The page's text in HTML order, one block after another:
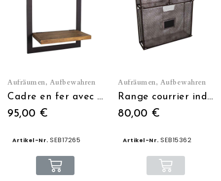
Aufräumen, Aufbewahren
Cadre en fer avec étagère en bois
95,00 €
Artikel-Nr. SEB17265
Aufräumen, Aufbewahren
Range courrier industriel
80,00 €
Artikel-Nr. SEB15362